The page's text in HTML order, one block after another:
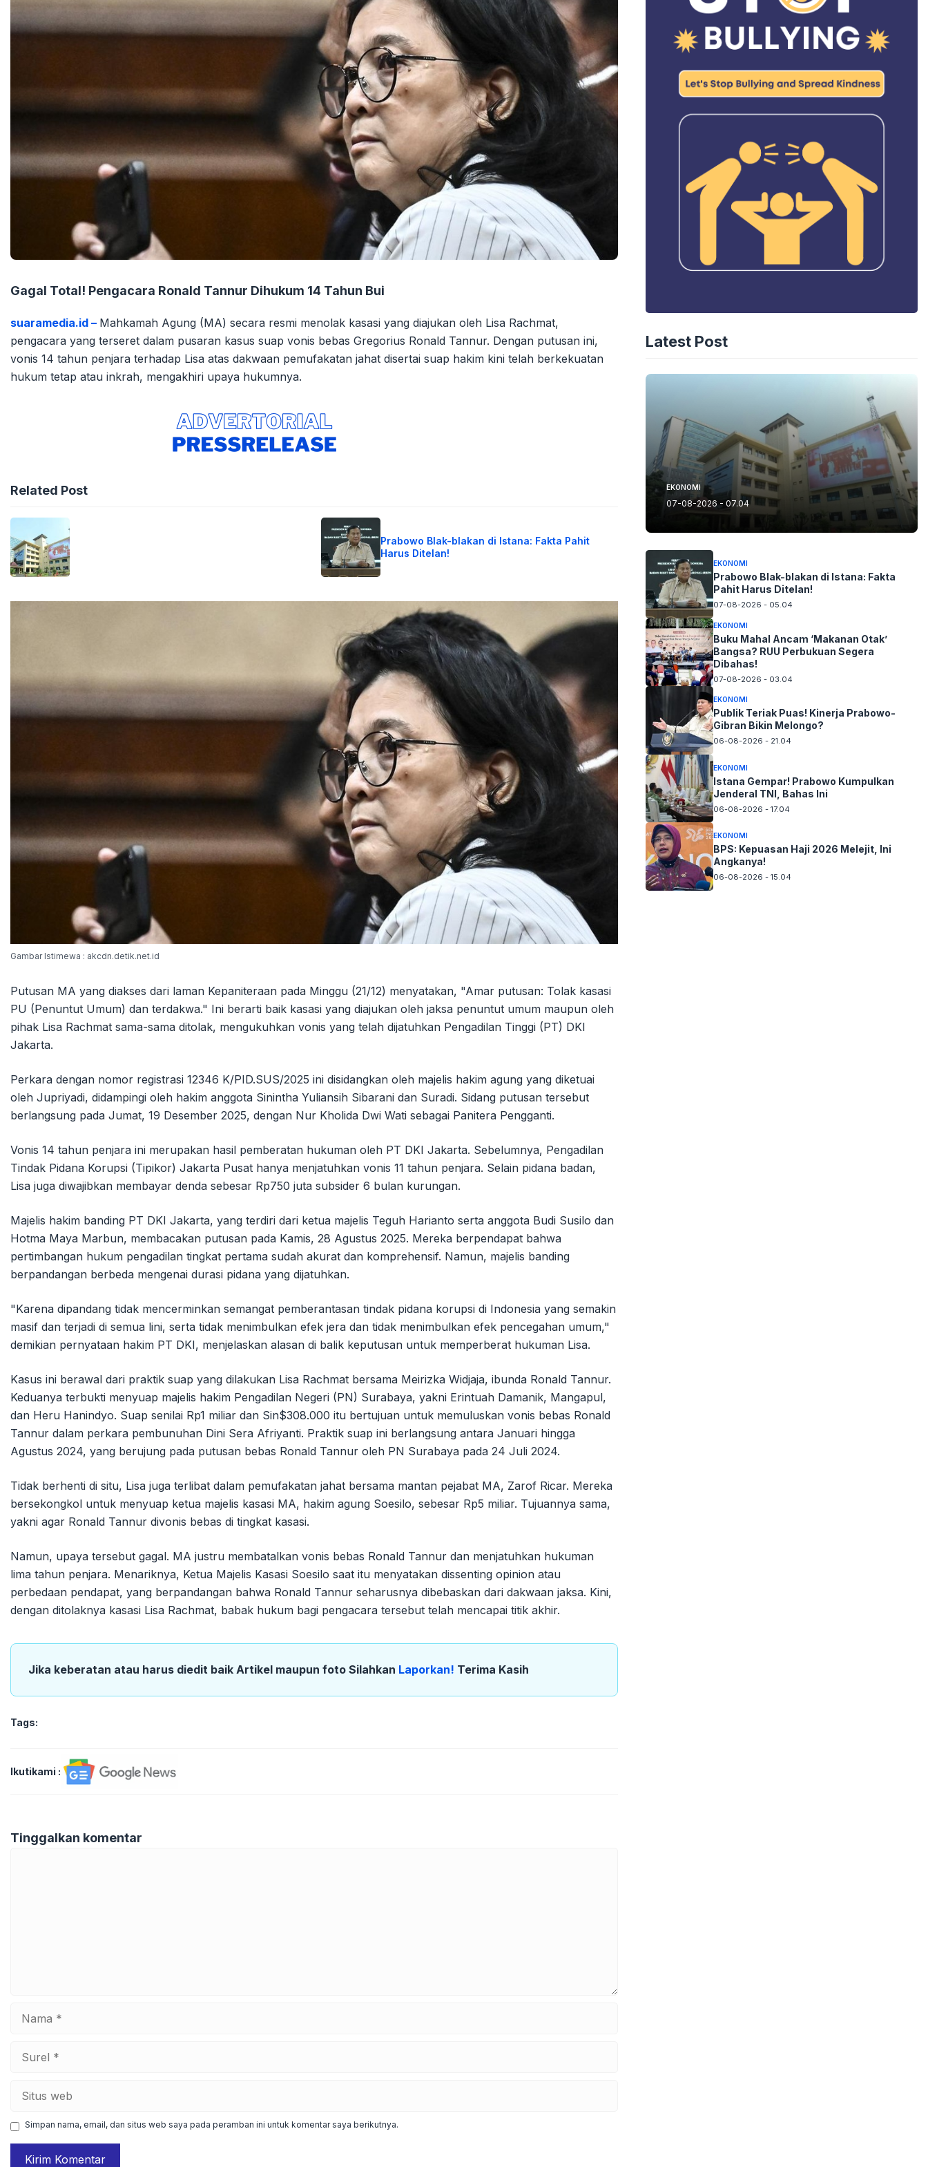
Gagal Total! Pengacara Ronald Tannur Dihukum 14 Tahun Bui
suaramedia.id – Mahkamah Agung (MA) secara resmi menolak kasasi yang diajukan oleh Lisa Rachmat,
pengacara yang terseret dalam pusaran kasus suap vonis bebas Gregorius Ronald Tannur. Dengan putusan ini,
vonis 14 tahun penjara terhadap Lisa atas dakwaan pemufakatan jahat disertai suap hakim kini telah berkekuatan
hukum tetap atau inkrah, mengakhiri upaya hukumnya.
Related Post
Prabowo Blak-blakan di Istana: Fakta Pahit
Harus Ditelan!
Gambar Istimewa : akcdn.detik.net.id
Putusan MA yang diakses dari laman Kepaniteraan pada Minggu (21/12) menyatakan, "Amar putusan: Tolak kasasi
PU (Penuntut Umum) dan terdakwa." Ini berarti baik kasasi yang diajukan oleh jaksa penuntut umum maupun oleh
pihak Lisa Rachmat sama-sama ditolak, mengukuhkan vonis yang telah dijatuhkan Pengadilan Tinggi (PT) DKI
Jakarta.
Perkara dengan nomor registrasi 12346 K/PID.SUS/2025 ini disidangkan oleh majelis hakim agung yang diketuai
oleh Jupriyadi, didampingi oleh hakim anggota Sinintha Yuliansih Sibarani dan Suradi. Sidang putusan tersebut
berlangsung pada Jumat, 19 Desember 2025, dengan Nur Kholida Dwi Wati sebagai Panitera Pengganti.
Vonis 14 tahun penjara ini merupakan hasil pemberatan hukuman oleh PT DKI Jakarta. Sebelumnya, Pengadilan
Tindak Pidana Korupsi (Tipikor) Jakarta Pusat hanya menjatuhkan vonis 11 tahun penjara. Selain pidana badan,
Lisa juga diwajibkan membayar denda sebesar Rp750 juta subsider 6 bulan kurungan.
Majelis hakim banding PT DKI Jakarta, yang terdiri dari ketua majelis Teguh Harianto serta anggota Budi Susilo dan
Hotma Maya Marbun, membacakan putusan pada Kamis, 28 Agustus 2025. Mereka berpendapat bahwa
pertimbangan hukum pengadilan tingkat pertama sudah akurat dan komprehensif. Namun, majelis banding
berpandangan berbeda mengenai durasi pidana yang dijatuhkan.
"Karena dipandang tidak mencerminkan semangat pemberantasan tindak pidana korupsi di Indonesia yang semakin
masif dan terjadi di semua lini, serta tidak menimbulkan efek jera dan tidak menimbulkan efek pencegahan umum,"
demikian pernyataan hakim PT DKI, menjelaskan alasan di balik keputusan untuk memperberat hukuman Lisa.
Kasus ini berawal dari praktik suap yang dilakukan Lisa Rachmat bersama Meirizka Widjaja, ibunda Ronald Tannur.
Keduanya terbukti menyuap majelis hakim Pengadilan Negeri (PN) Surabaya, yakni Erintuah Damanik, Mangapul,
dan Heru Hanindyo. Suap senilai Rp1 miliar dan Sin$308.000 itu bertujuan untuk memuluskan vonis bebas Ronald
Tannur dalam perkara pembunuhan Dini Sera Afriyanti. Praktik suap ini berlangsung antara Januari hingga
Agustus 2024, yang berujung pada putusan bebas Ronald Tannur oleh PN Surabaya pada 24 Juli 2024.
Tidak berhenti di situ, Lisa juga terlibat dalam pemufakatan jahat bersama mantan pejabat MA, Zarof Ricar. Mereka
bersekongkol untuk menyuap ketua majelis kasasi MA, hakim agung Soesilo, sebesar Rp5 miliar. Tujuannya sama,
yakni agar Ronald Tannur divonis bebas di tingkat kasasi.
Namun, upaya tersebut gagal. MA justru membatalkan vonis bebas Ronald Tannur dan menjatuhkan hukuman
lima tahun penjara. Menariknya, Ketua Majelis Kasasi Soesilo saat itu menyatakan dissenting opinion atau
perbedaan pendapat, yang berpandangan bahwa Ronald Tannur seharusnya dibebaskan dari dakwaan jaksa. Kini,
dengan ditolaknya kasasi Lisa Rachmat, babak hukum bagi pengacara tersebut telah mencapai titik akhir.
Jika keberatan atau harus diedit baik Artikel maupun foto Silahkan Laporkan! Terima Kasih
Tags:
Ikutikami :
Tinggalkan komentar
web
Simpan nama, email, dan situs web saya pada peramban ini untuk komentar saya berikutnya.
Latest Post
EKONOMI
07-08-2026 - 07.04
EKONOMI
Prabowo Blak-blakan di Istana: Fakta
Pahit Harus Ditelan!
07-08-2026 - 05.04
EKONOMI
Buku Mahal Ancam ‘Makanan Otak’
Bangsa? RUU Perbukuan Segera
Dibahas!
07-08-2026 - 03.04
EKONOMI
Publik Teriak Puas! Kinerja Prabowo-
Gibran Bikin Melongo?
06-08-2026 - 21.04
EKONOMI
Istana Gempar! Prabowo Kumpulkan
Jenderal TNI, Bahas Ini
06-08-2026 - 17.04
EKONOMI
BPS: Kepuasan Haji 2026 Melejit, Ini
Angkanya!
06-08-2026 - 15.04